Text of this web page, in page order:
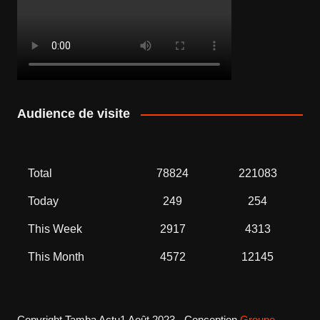
Audience de visite
Total 78824 221083
Today 249 254
This Week 2917 4313
This Month 4572 12145